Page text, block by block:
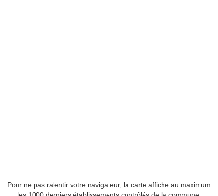
Pour ne pas ralentir votre navigateur, la carte affiche au maximum
les 1000 derniers établissements contrôlés de la commune.